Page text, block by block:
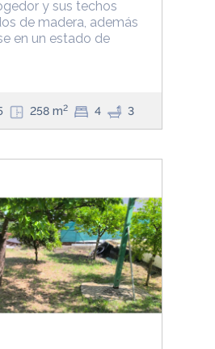
y sus techos
de madera, además
en un estado de
258 m2 4 3